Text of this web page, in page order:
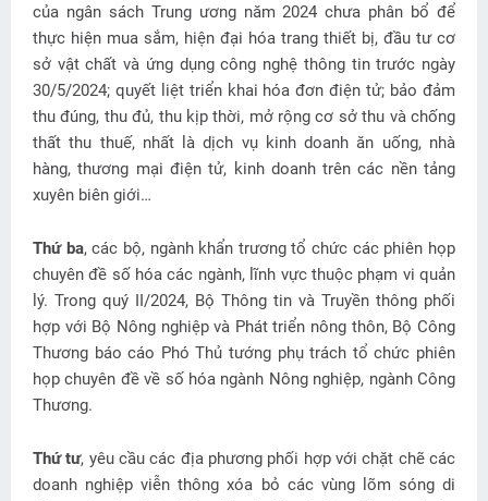
của ngân sách Trung ương năm 2024 chưa phân bổ để
thực hiện mua sắm, hiện đại hóa trang thiết bị, đầu tư cơ
sở vật chất và ứng dụng công nghệ thông tin trước ngày
30/5/2024; quyết liệt triển khai hóa đơn điện tử; bảo đảm
thu đúng, thu đủ, thu kịp thời, mở rộng cơ sở thu và chống
thất thu thuế, nhất là dịch vụ kinh doanh ăn uống, nhà
hàng, thương mại điện tử, kinh doanh trên các nền tảng
xuyên biên giới…
Thứ ba, các bộ, ngành khẩn trương tổ chức các phiên họp
chuyên đề số hóa các ngành, lĩnh vực thuộc phạm vi quản
lý. Trong quý II/2024, Bộ Thông tin và Truyền thông phối
hợp với Bộ Nông nghiệp và Phát triển nông thôn, Bộ Công
Thương báo cáo Phó Thủ tướng phụ trách tổ chức phiên
họp chuyên đề về số hóa ngành Nông nghiệp, ngành Công
Thương.
Thứ tư, yêu cầu các địa phương phối hợp với chặt chẽ các
doanh nghiệp viễn thông xóa bỏ các vùng lõm sóng di